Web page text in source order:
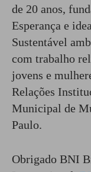
de 20 anos,
Esperança e
Sustentável
com trabalho
jovens e
Relações
Municipal de
Paulo.
Obrigado BNI